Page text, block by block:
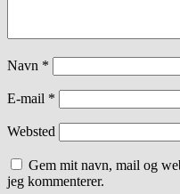
Navn *
E-mail *
Websted
Gem mit navn, mail og
jeg kommenterer.